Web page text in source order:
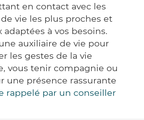
en contact avec les
vie les plus proches et
adaptées à vos besoins.
auxiliaire de vie pour
les gestes de la vie
vous tenir compagnie ou
une présence rassurante
rappelé par un conseiller